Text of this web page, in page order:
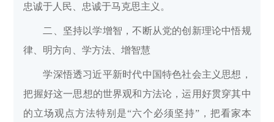
忠诚于人民、忠诚于马克思主义。
二、坚持以学增智，不断从党的创新理论中悟规
律、明方向、学方法、增智慧
学深悟透习近平新时代中国特色社会主义思想，
把握好这一思想的世界观和方法论，运用好贯穿其中
的立场观点方法特别是“六个必须坚持”，把看家本